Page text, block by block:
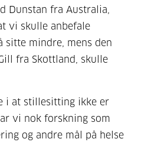
Dunstan fra Australia,
vi skulle anbefale
sitte mindre, mens den
fra Skottland, skulle
i at stillesitting ikke er
vi nok forskning som
og andre mål på helse